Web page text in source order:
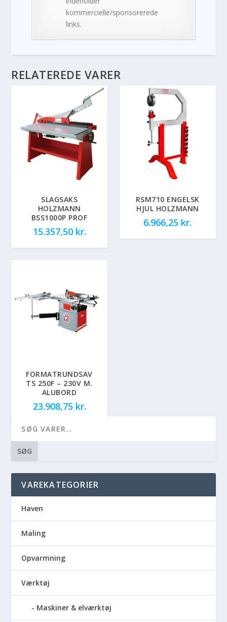
kommercielle/sponsorerede
links.
RELATEREDE VARER
SLAGSAKS
HOLZMANN
BSS1000P PROF
15.357,50 kr.
RSM710 ENGELSK
HJUL HOLZMANN
6.966,25 kr.
FORMATRUNDSAV
TS 250F – 230V M.
ALUBORD
23.908,75 kr.
SØG
VAREKATEGORIER
Haven
Maling
Opvarmning
Værktøj
Maskiner & elværktøj